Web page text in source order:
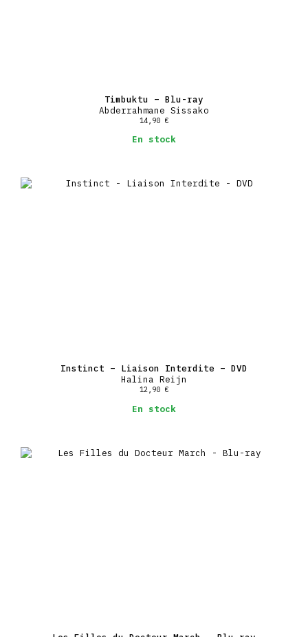
Timbuktu – Blu-ray
Abderrahmane Sissako
14,90 €
En stock
Instinct – Liaison Interdite – DVD
Halina Reijn
12,90 €
En stock